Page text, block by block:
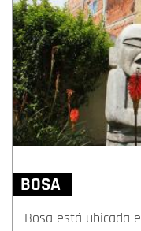
BOSA
Bosa está ubicada